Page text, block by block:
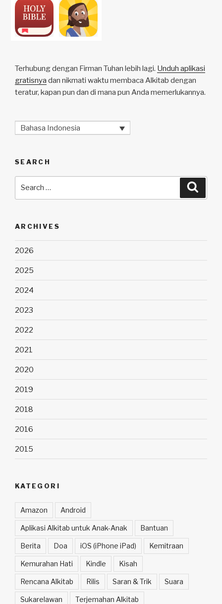
Terhubung dengan Firman Tuhan lebih lagi. Unduh aplikasi
gratisnya dan nikmati waktu membaca Alkitab dengan
teratur, kapan pun dan di mana pun Anda memerlukannya.
Bahasa Indonesia
SEARCH
ARCHIVES
2026
2025
2024
2023
2022
2021
2020
2019
2018
2016
2015
KATEGORI
Amazon Android
Aplikasi Alkitab untuk Anak-Anak Bantuan
Berita Doa iOS (iPhone iPad) Kemitraan
Kemurahan Hati Kindle Kisah
Rencana Alkitab Rilis Saran & Trik Suara
Sukarelawan Terjemahan Alkitab